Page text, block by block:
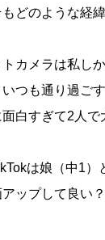
どのような経緯
トカメラは私し
つも通り過ご
白すぎて2人で
は娘（中1
ップして良い